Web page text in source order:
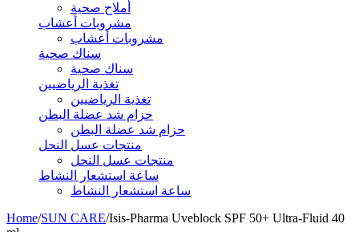
أملاح صحية
مشروبات أعشاب
مشروبات أعشاب
سناك صحية
سناك صحية
تغذية الرياضيين
تغذية الرياضيين
حزام شد عضلة البطن
حزام شد عضلة البطن
منتجات عسل النحل
منتجات عسل النحل
ساعة استشعار النشاط
ساعة استشعار النشاط
Home/SUN CARE/Isis-Pharma Uveblock SPF 50+ Ultra-Fluid 40